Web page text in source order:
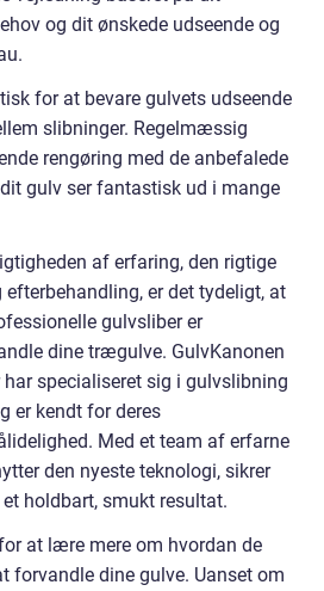
og dit ønskede udseende og
for at bevare gulvets udseende
slibninger. Regelmæssig
rengøring med de anbefalede
gulv ser fantastisk ud i mange
af erfaring, den rigtige
er det tydeligt, at
gulvsliber er
dine trægulve. GulvKanonen
har specialiseret sig i gulvslibning
er kendt for deres
Med et team af erfarne
den nyeste teknologi, sikrer
holdbart, smukt resultat.
at lære mere om hvordan de
forvandle dine gulve. Uanset om